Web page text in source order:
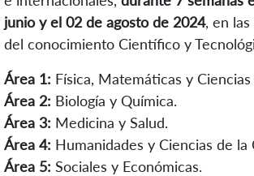
junio y el 02 de agosto de 2024, en
del conocimiento Científico y
Área 1: Física, Matemáticas y
Área 2: Biología y Química.
Área 3: Medicina y Salud.
Área 4: Humanidades y Ciencias de la
Área 5: Sociales y Económicas.